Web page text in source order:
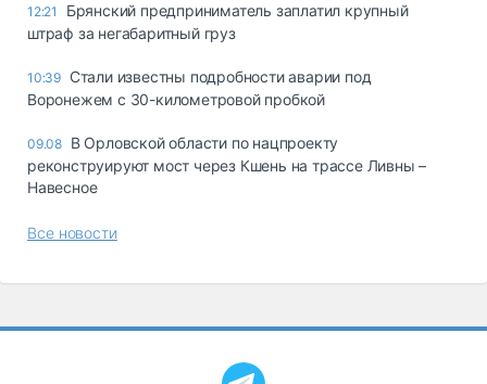
12:21
Брянский предприниматель заплатил крупный
штраф за негабаритный груз
10:39 Стали известны подробности аварии под
Воронежем с 30-километровой пробкой
09.08 В Орловской области по нацпроекту
реконструируют мост через Кшень на трассе Ливны –
Навесное
Все новости